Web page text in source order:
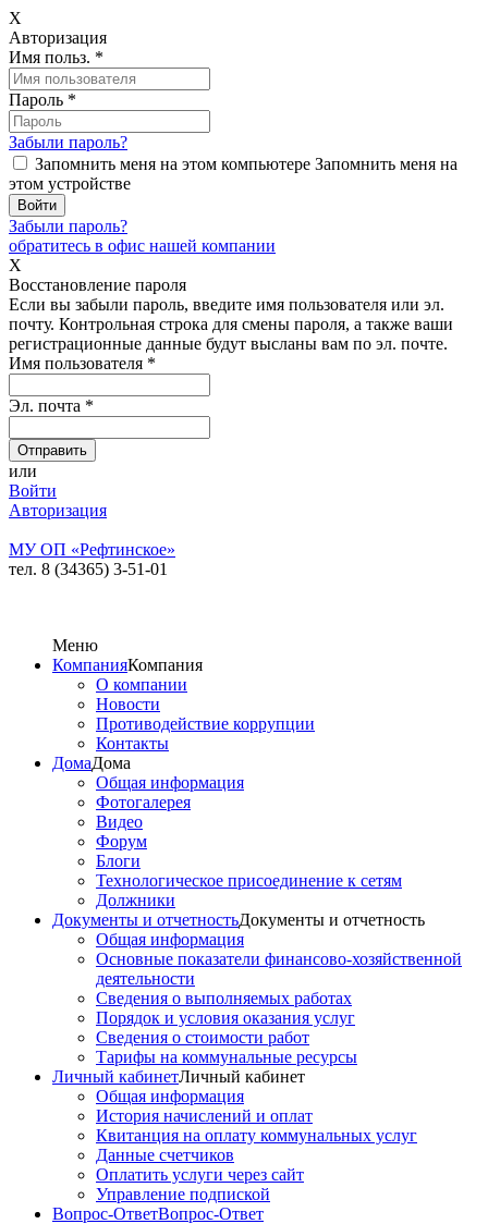
X
Авторизация
Имя польз. *
Пароль *
Забыли пароль?
Запомнить меня на этом компьютере Запомнить меня на
этом устройстве
Забыли пароль?
обратитесь в офис нашей компании
X
Восстановление пароля
Если вы забыли пароль, введите имя пользователя или эл.
почту. Контрольная строка для смены пароля, а также ваши
регистрационные данные будут высланы вам по эл. почте.
Имя пользователя *
Эл. почта *
или
Войти
Авторизация
МУ ОП «Рефтинское»
тел. 8 (34365) 3-51-01
Меню
КомпанияКомпания
О компании
Новости
Противодействие коррупции
Контакты
ДомаДома
Общая информация
Фотогалерея
Видео
Форум
Блоги
Технологическое присоединение к сетям
Должники
Документы и отчетностьДокументы и отчетность
Общая информация
Основные показатели финансово-хозяйственной
деятельности
Сведения о выполняемых работах
Порядок и условия оказания услуг
Сведения о стоимости работ
Тарифы на коммунальные ресурсы
Личный кабинетЛичный кабинет
Общая информация
История начислений и оплат
Квитанция на оплату коммунальных услуг
Данные счетчиков
Оплатить услуги через сайт
Управление подпиской
Вопрос-ОтветВопрос-Ответ